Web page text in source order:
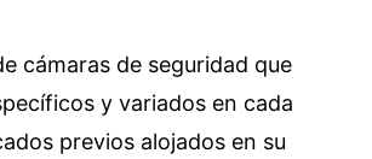
cámaras de seguridad que
y variados en cada
previos alojados en su